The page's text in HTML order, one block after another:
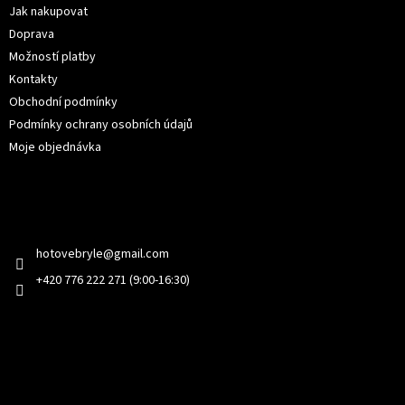
Jak nakupovat
Doprava
Možností platby
Kontakty
Obchodní podmínky
Podmínky ochrany osobních údajů
Moje objednávka
hotovebryle@gmail.com
+420 776 222 271 (9:00-16:30)